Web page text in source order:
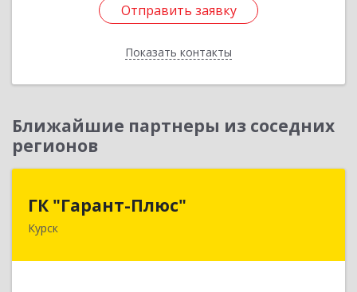
Отправить заявку
Показать контакты
Отправить заявку
Назад
Ближайшие партнеры из соседних
регионов
ГК "Гарант-Плюс"
Курск
305035, Курская обл, Курск г, Овечкина ул, дом